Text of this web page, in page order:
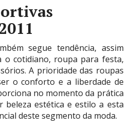
segue tendência, assim
o cotidiano, roupa para festa,
A prioridade das roupas
o conforto e a liberdade de
no momento da prática
beleza estética e estilo a esta
deste segmento da moda.